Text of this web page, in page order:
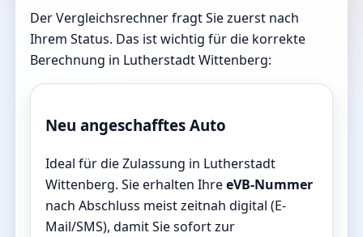
Der Vergleichsrechner fragt Sie zuerst nach
Ihrem Status. Das ist wichtig für die korrekte
Berechnung in Lutherstadt Wittenberg:
Neu angeschafftes Auto
Ideal für die Zulassung in Lutherstadt
Wittenberg. Sie erhalten IhreeVB-Nummer
nach Abschluss meist zeitnah digital (E-
Mail/SMS), damit Sie sofort zur